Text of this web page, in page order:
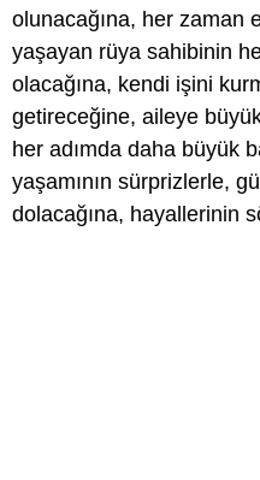
olunacağına, her zaman
yaşayan rüya sahibinin
olacağına, kendi işini
getireceğine, aileye
her adımda daha büyük
yaşamının sürprizlerle,
dolacağına, hayallerinin